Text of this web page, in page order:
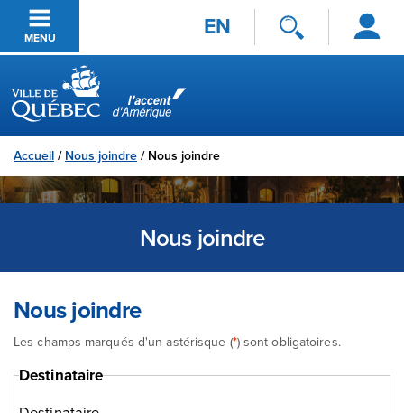
Passer au contenu principal
MENU EN
Se
connecter
Ville de Québec
Accueil / Nous joindre / Nous joindre
Nous joindre
Nous joindre
Les champs marqués d'un astérisque (*) sont obligatoires.
Destinataire